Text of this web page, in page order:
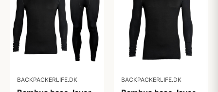
BACKPACKERLIFE.DK BACKPACKERLIFE.DK